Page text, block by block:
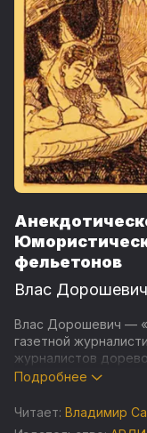
фельетонов
Влас Дорошевич
Влас Дорошевич —
газетной
журналистов
Будучи редактором
московских
Подробнее
Читает: Владимир